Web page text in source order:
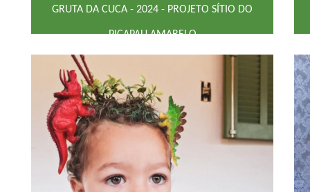
GRUTA DA CUCA - 2024 - PROJETO SÍTIO DO
PICAPAU AMARELO